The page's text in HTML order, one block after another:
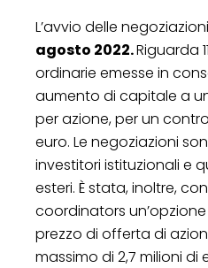
L’avvio delle
agosto 2022.Riguarda
ordinarie emesse in
aumento di capitale a
per azione, per un
euro. Le negoziazioni
investitori istituzionali e
esteri. È stata, inoltre,
coordinators
prezzo di offerta di
massimo di 2,7 milioni